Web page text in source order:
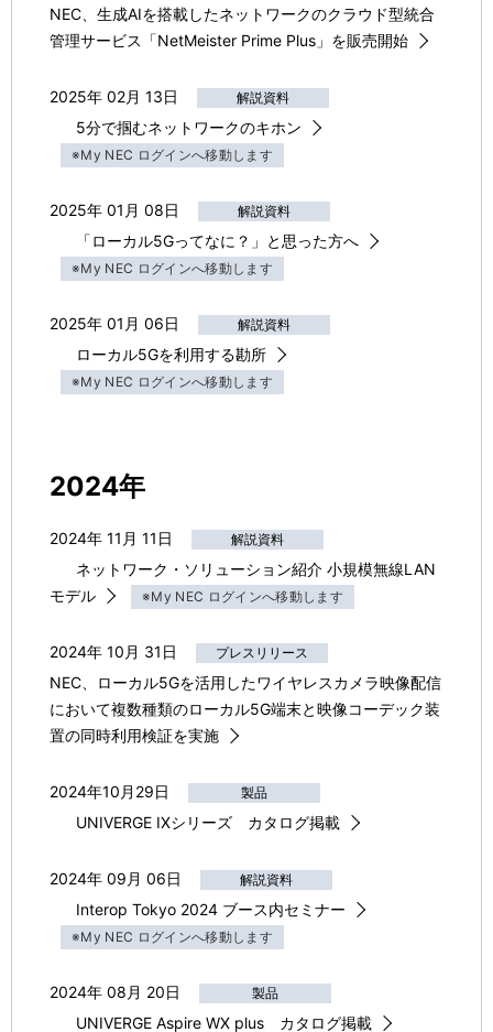
NEC、生成AIを搭載したネットワークのクラウド型統合
管理サービス「NetMeister Prime Plus」を販売開始
2025年 02月 13日 解説資料
5分で掴むネットワークのキホン
※My NEC ログインへ移動します
2025年 01月 08日 解説資料
「ローカル5Gってなに？」と思った方へ
※My NEC ログインへ移動します
2025年 01月 06日 解説資料
ローカル5Gを利用する勘所
※My NEC ログインへ移動します
2024年
2024年 11月 11日 解説資料
ネットワーク・ソリューション紹介 小規模無線LAN
モデル
※My NEC ログインへ移動します
2024年 10月 31日 プレスリリース
NEC、ローカル5Gを活用したワイヤレスカメラ映像配信
において複数種類のローカル5G端末と映像コーデック装
置の同時利用検証を実施
2024年10月29日 製品
UNIVERGE IXシリーズ カタログ掲載
2024年 09月 06日 解説資料
Interop Tokyo 2024 ブース内セミナー
※My NEC ログインへ移動します
2024年 08月 20日 製品
UNIVERGE Aspire WX plus カタログ掲載